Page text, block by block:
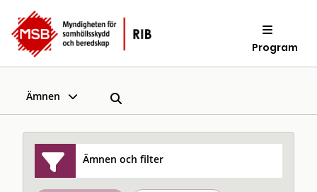
Program
Ämnen
Ämnen och filter